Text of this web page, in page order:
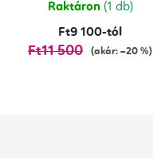
Raktáron (1 db)
Ft9 100-tól
Ft11 500 (akár: –20 %)